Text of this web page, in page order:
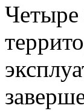
Четыре